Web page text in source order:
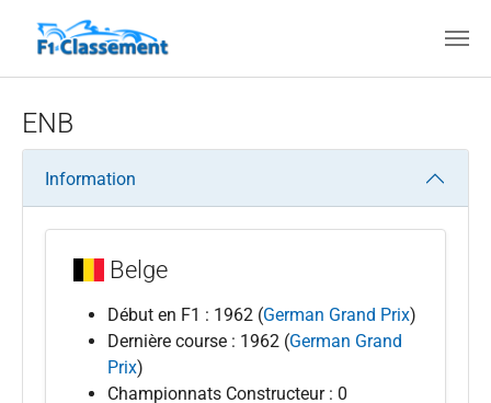
ENB
Information
Belge
Début en F1 : 1962 (German Grand Prix)
Dernière course : 1962 (German Grand
Prix)
Championnats Constructeur : 0